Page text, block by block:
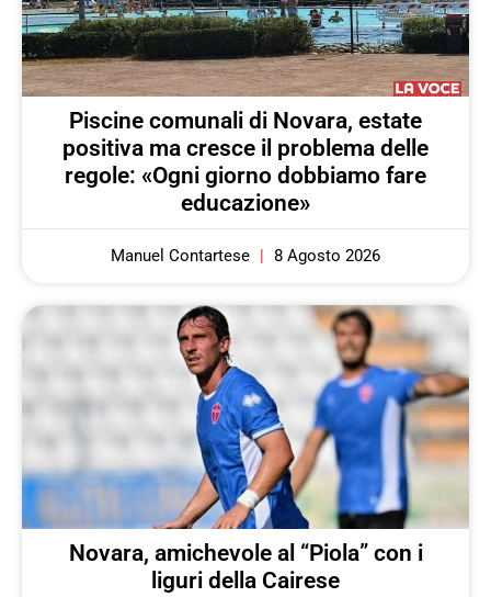
Piscine comunali di Novara, estate
positiva ma cresce il problema delle
regole: «Ogni giorno dobbiamo fare
educazione»
Manuel Contartese 8 Agosto 2026
Novara, amichevole al “Piola” con i
liguri della Cairese